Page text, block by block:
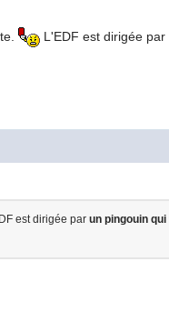
L'EDF est dirigée
est dirigée parun pingouin